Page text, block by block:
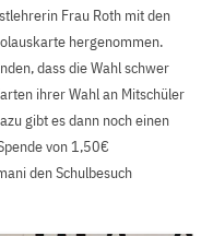
Frau Roth mit den
hergenommen.
dass die Wahl schwer
ihrer Wahl an Mitschüler
gibt es dann noch einen
von 1,50€
den Schulbesuch